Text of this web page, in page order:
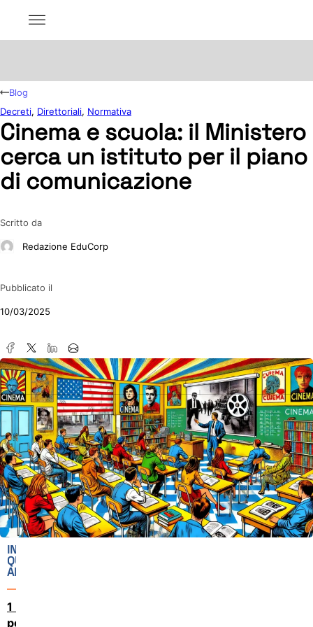
Cinema e scuola: il Ministero
cerca un istituto per il piano
di comunicazione
Scritto da
Redazione EduCorp
Pubblicato il
10/03/2025
Blog
Decreti, Direttoriali, Normativa
IN
QUESTO
ARTICOLO
per il cinema (e